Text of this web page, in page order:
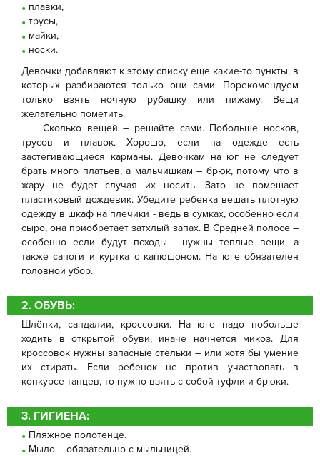
плавки,
трусы,
майки,
носки.
Девочки добавляют к этому списку еще какие-то пункты, в
которых разбираются только они сами. Порекомендуем
только взять ночную рубашку или пижаму. Вещи
желательно пометить.
Сколько вещей – решайте сами. Побольше носков,
трусов и плавок. Хорошо, если на одежде есть
застегивающиеся карманы. Девочкам на юг не следует
брать много платьев, а мальчишкам – брюк, потому что в
жару не будет случая их носить. Зато не помешает
пластиковый дождевик. Убедите ребенка вешать плотную
одежду в шкаф на плечики - ведь в сумках, особенно если
сыро, она приобретает затхлый запах. В Средней полосе –
особенно если будут походы - нужны теплые вещи, а
также сапоги и куртка с капюшоном. На юге обязателен
головной убор.
2. ОБУВЬ:
Шлёпки, сандалии, кроссовки. На юге надо побольше
ходить в открытой обуви, иначе начнется микоз. Для
кроссовок нужны запасные стельки – или хотя бы умение
их стирать. Если ребенок не против участвовать в
конкурсе танцев, то нужно взять с собой туфли и брюки.
3. ГИГИЕНА:
Пляжное полотенце.
Мыло – обязательно с мыльницей.